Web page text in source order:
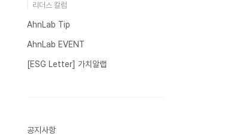
리더스 칼럼
AhnLab Tip
AhnLab EVENT
[ESG Letter] 가치알랩
공지사항